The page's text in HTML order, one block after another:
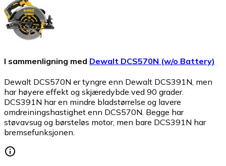
I sammenligning med Dewalt DCS570N (w/o Battery)
Dewalt DCS570N er tyngre enn Dewalt DCS391N, men
har høyere effekt og skjæredybde ved 90 grader.
DCS391N har en mindre bladstørrelse og lavere
omdreiningshastighet enn DCS570N. Begge har
støvavsug og børsteløs motor, men bare DCS391N har
bremsefunksjonen.